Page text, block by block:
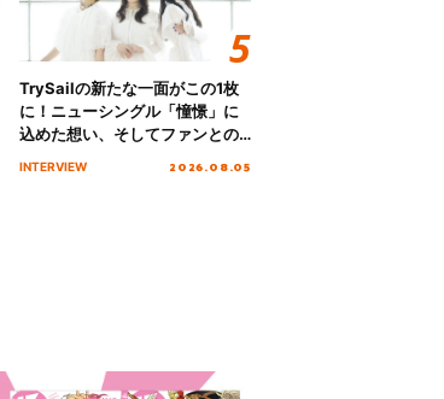
TrySailの新たな一面がこの1枚
に！ニューシングル「憧憬」に
込めた想い、そしてファンとの
INTERVIEW 2026.08.05